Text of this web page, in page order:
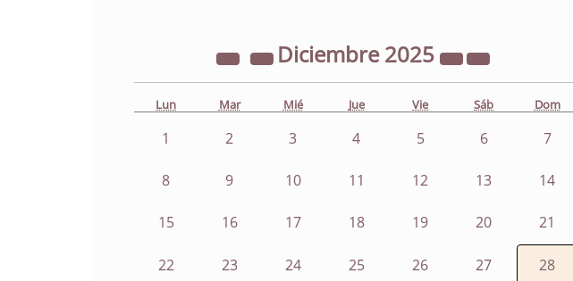
Diciembre2025
Lun Mar Mié Jue Vie Sáb Dom
1 2 3 4 5 6 7
8 9 10 11 12 13 14
15 16 17 18 19 20 21
22 23 24 25 26 27 28